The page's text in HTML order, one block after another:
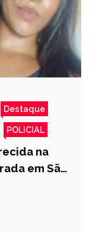
Destaque
POLICIAL
na
em São
de